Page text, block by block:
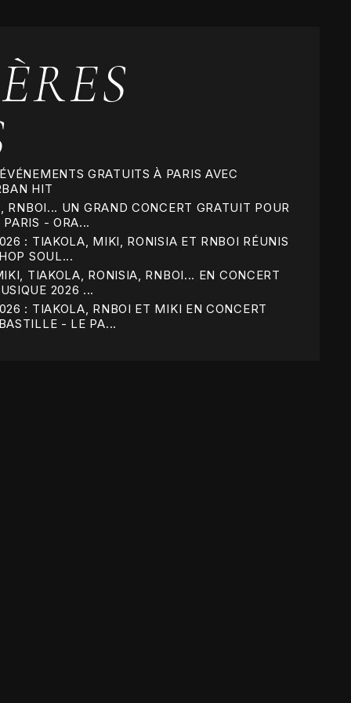
GRATUITS À PARIS AVEC
HIT
RNBOI... UN GRAND CONCERT GRATUIT POUR
- ORA...
: TIAKOLA, MIKI, RONISIA ET RNBOI RÉUNIS
SOUL...
TIAKOLA, RONISIA, RNBOI... EN CONCERT
2026 ...
: TIAKOLA, RNBOI ET MIKI EN CONCERT
- LE PA...